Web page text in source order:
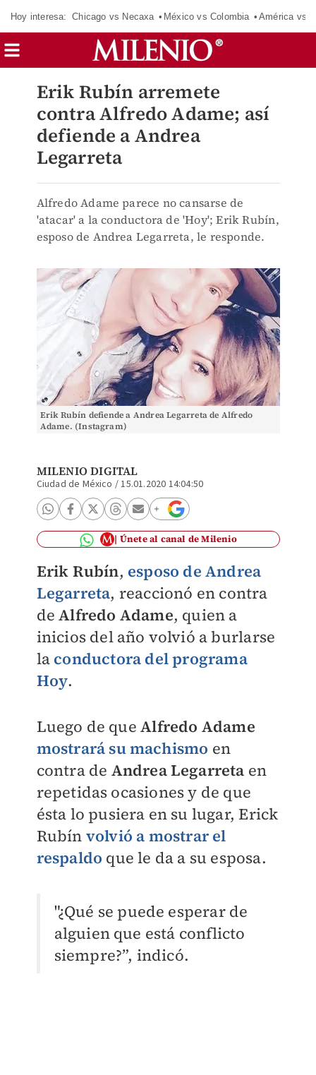
Hoy interesa: Chicago vs Necaxa México vs Colombia América vs
Erik Rubín arremete
contra Alfredo Adame; así
defiende a Andrea
Legarreta
Alfredo Adame parece no cansarse de
'atacar' a la conductora de 'Hoy'; Erik Rubín,
esposo de Andrea Legarreta, le responde.
Erik Rubín defiende a Andrea Legarreta de Alfredo
Adame. (Instagram)
MILENIO DIGITAL
Ciudad de México /15.01.2020 14:04:50
Únete al canal de Milenio
Erik Rubín, esposo de Andrea
Legarreta, reaccionó en contra
deAlfredo Adame, quien a
inicios del año volvió a burlarse
la conductora del programa
Hoy.
Luego de queAlfredo Adame
mostrará su machismo en
contra de Andrea Legarreta en
repetidas ocasiones y de que
ésta lo pusiera en su lugar, Erick
Rubín volvió a mostrar el
respaldo que le da a su esposa.
"¿Qué se puede esperar de
alguien que está conflicto
siempre?”, indicó.